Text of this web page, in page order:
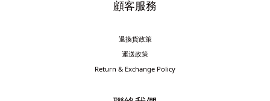
顧客服務
退換貨政策
運送政策
Return & Exchange Policy